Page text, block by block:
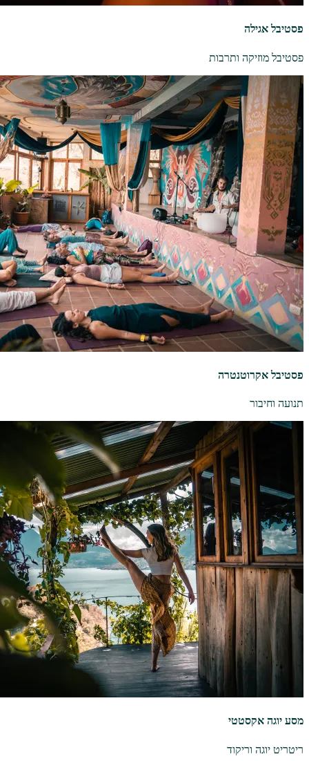
פסטיבל אגילה
פסטיבל מוזיקה ותרבות
פסטיבל אקרוטנטרה
תנועה וחיבור
מסע יוגה אקסטטי
ריטריט יוגה וריקוד